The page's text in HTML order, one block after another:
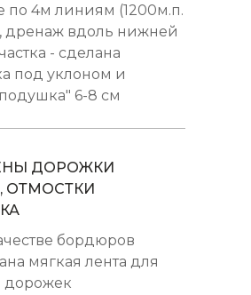
по 4м линиям (1200м.п.
дренаж вдоль нижней
- сделана
под уклоном и
6-8 см
ДОРОЖКИ
ОТМОСТКИ
бордюров
мягкая лента для
дорожек